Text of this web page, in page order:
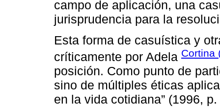
campo de aplicación, una
jurisprudencia para la
Esta forma de casuística y
críticamente por Adela Cortina
posición. Como punto de
sino de múltiples éticas
en la vida cotidiana” (1996,